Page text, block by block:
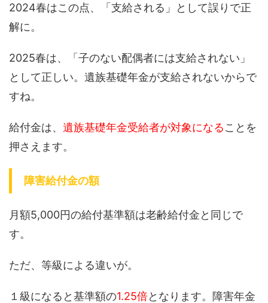
2024春はこの点、「支給される」として誤りで正
解に。
2025春は、「子のない配偶者には支給されない」
として正しい。遺族基礎年金が支給されないからで
すね。
給付金は、 遺族基礎年金受給者が対象になることを
押さえます。
障害給付金の額
月額5,000円の給付基準額は老齢給付金と同じで
す。
ただ、等級による違いが。
１級になると基準額の1.25倍となります。障害年金